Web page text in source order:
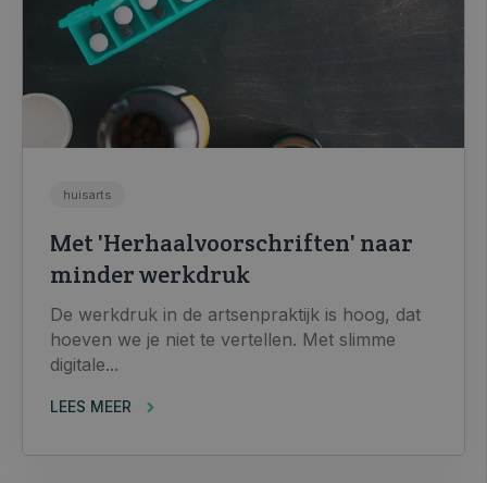
huisarts
Met 'Herhaalvoorschriften' naar
minder werkdruk
De werkdruk in de artsenpraktijk is hoog, dat
hoeven we je niet te vertellen. Met slimme
digitale...
LEES MEER